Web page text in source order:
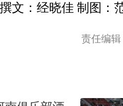
文：经晓佳 制图：
责任编